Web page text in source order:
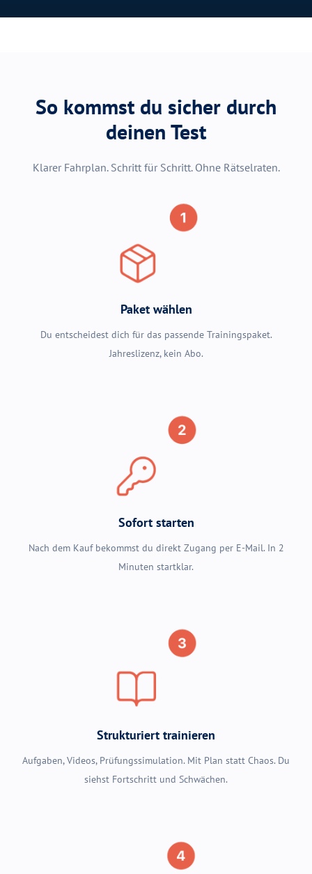
So kommst du sicher durch
deinen Test
Klarer Fahrplan. Schritt für Schritt. Ohne Rätselraten.
Paket wählen
Du entscheidest dich für das passende Trainingspaket.
Jahreslizenz, kein Abo.
Sofort starten
Nach dem Kauf bekommst du direkt Zugang per E-Mail. In 2
Minuten startklar.
Strukturiert trainieren
Aufgaben, Videos, Prüfungssimulation. Mit Plan statt Chaos. Du
siehst Fortschritt und Schwächen.